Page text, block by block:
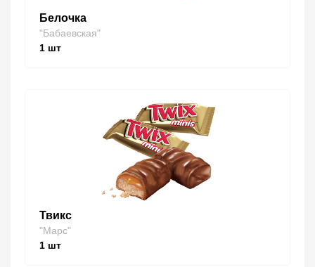
Белочка
"Бабаевская"
1 шт
Твикс
"Марс"
1 шт